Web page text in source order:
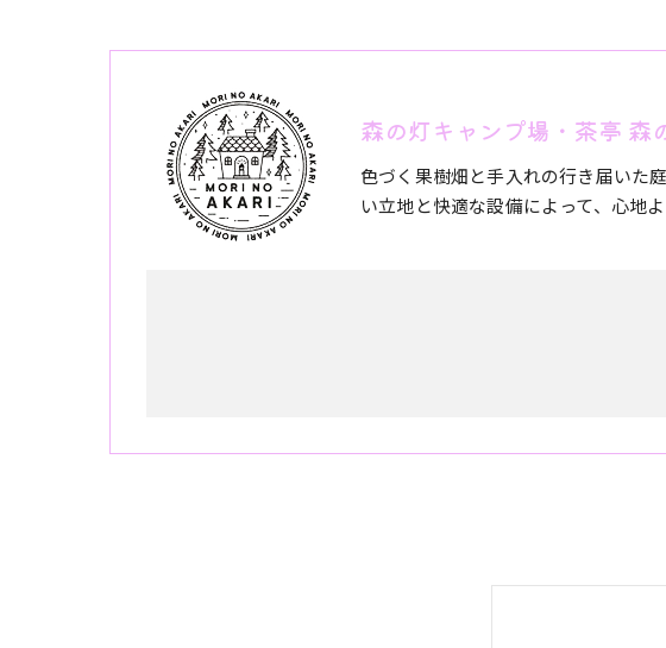
森の灯キャンプ場・茶亭 森
色づく果樹畑と手入れの行き届いた
い立地と快適な設備によって、心地